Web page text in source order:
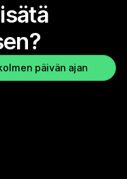
päivän ajan